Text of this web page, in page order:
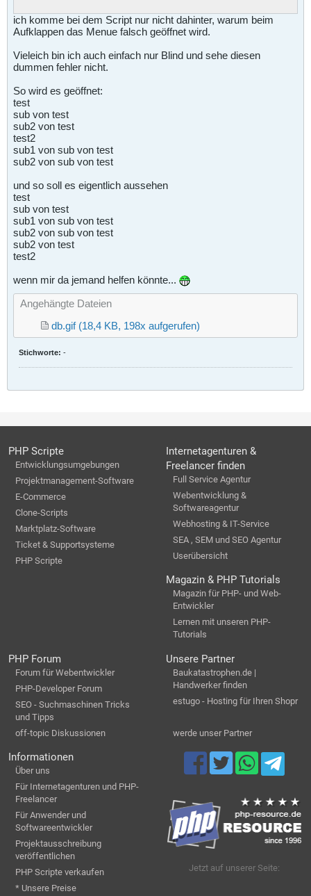
ich komme bei dem Script nur nicht dahinter, warum beim
Aufklappen das Menue falsch geöffnet wird.
Vieleich bin ich auch einfach nur Blind und sehe diesen
dummen fehler nicht.
So wird es geöffnet:
test
sub von test
sub2 von test
test2
sub1 von sub von test
sub2 von sub von test
und so soll es eigentlich aussehen
test
sub von test
sub1 von sub von test
sub2 von sub von test
sub2 von test
test2
wenn mir da jemand helfen könnte...
Angehängte Dateien
db.gif (18,4 KB, 198x aufgerufen)
Stichworte: -
PHP Scripte
Entwicklungsumgebungen
Projektmanagement-Software
E-Commerce
Clone-Scripts
Marktplatz-Software
Ticket & Supportsysteme
PHP Scripte
Internetagenturen &
Freelancer finden
Full Service Agentur
Webentwicklung &
Softwareagentur
Webhosting & IT-Service
SEA , SEM und SEO Agentur
Userübersicht
Magazin & PHP Tutorials
Magazin für PHP- und Web-
Entwickler
Lernen mit unseren PHP-
Tutorials
PHP Forum
Forum für Webentwickler
PHP-Developer Forum
SEO - Suchmaschinen Tricks
und Tipps
off-topic Diskussionen
Unsere Partner
Baukatastrophen.de |
Handwerker finden
estugo - Hosting für Ihren Shopr
werde unser Partner
Informationen
Über uns
Für Internetagenturen und PHP-
Freelancer
Für Anwender und
Softwareentwickler
Projektausschreibung
veröffentlichen
PHP Scripte verkaufen
* Unsere Preise
Jetzt auf unserer Seite: